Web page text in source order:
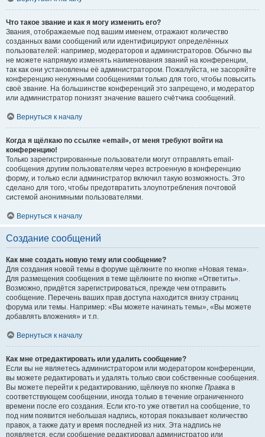
Что такое звание и как я могу изменить его?
Звания, отображаемые под вашим именем, отражают количество
созданных вами сообщений или идентифицируют определённых
пользователей: например, модераторов и администраторов. Обычно вы
не можете напрямую изменять наименования званий на конференции,
так как они установлены её администратором. Пожалуйста, не засоряйте
конференцию ненужными сообщениями только для того, чтобы повысить
своё звание. На большинстве конференций это запрещено, и модератор
или администратор понизят значение вашего счётчика сообщений.
Вернуться к началу
Когда я щёлкаю по ссылке «email», от меня требуют войти на
конференцию!
Только зарегистрированные пользователи могут отправлять email-
сообщения другим пользователям через встроенную в конференцию
форму, и только если администратор включил такую возможность. Это
сделано для того, чтобы предотвратить злоупотребления почтовой
системой анонимными пользователями.
Вернуться к началу
Создание сообщений
Как мне создать новую тему или сообщение?
Для создания новой темы в форуме щёлкните по кнопке «Новая тема».
Для размещения сообщения в теме щёлкните по кнопке «Ответить».
Возможно, придётся зарегистрироваться, прежде чем отправить
сообщение. Перечень ваших прав доступа находится внизу страниц
форума или темы. Например: «Вы можете начинать темы», «Вы можете
добавлять вложения» и т.п.
Вернуться к началу
Как мне отредактировать или удалить сообщение?
Если вы не являетесь администратором или модератором конференции,
вы можете редактировать и удалять только свои собственные сообщения.
Вы можете перейти к редактированию, щёлкнув по кнопке Правка в
соответствующем сообщении, иногда только в течение ограниченного
времени после его создания. Если кто-то уже ответил на сообщение, то
под ним появится небольшая надпись, которая показывает количество
правок, а также дату и время последней из них. Эта надпись не
появляется, если сообщение редактировал администратор или